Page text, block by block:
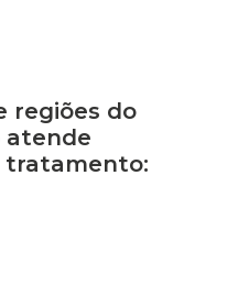
regiões do
atende
tratamento: